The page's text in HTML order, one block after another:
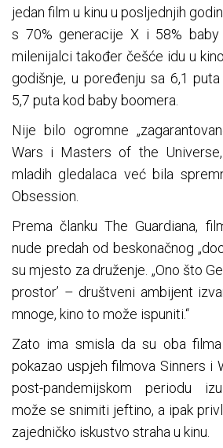
jedan film u kinu u posljednjih
s 70% generacije X i 58%
milenijalci također češće idu u
godišnje, u poređenju sa 6,1
5,7 puta kod baby boomera.
Nije bilo ogromne
Wars i Masters of the
mladih gledalaca već bila
Obsession.
Prema članku The Guardiana,
nude predah od beskonačnog
su mjesto za druženje. „Ono što
prostor’ – društveni ambijent
mnoge, kino to može ispuniti.“
Zato ima smisla da su oba
pokazao uspjeh filmova Sinners i
post-pandemijskom periodu
može se snimiti jeftino, a ipak
zajedničko iskustvo straha u kinu.